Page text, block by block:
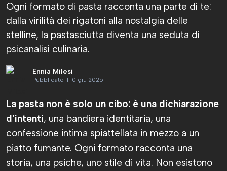
Ogni formato di pasta racconta una parte di te:
dalla virilità dei rigatoni alla nostalgia delle
stelline, la pastasciutta diventa una seduta di
psicanalisi culinaria.
Ennia Milesi
Pubblicato il 10 giu 2025
La pasta non è solo un cibo: è una dichiarazione
d’intenti, una bandiera identitaria, una
confessione intima spiattellata in mezzo a un
piatto fumante. Ogni formato racconta una
storia, una psiche, uno stile di vita. Non esistono